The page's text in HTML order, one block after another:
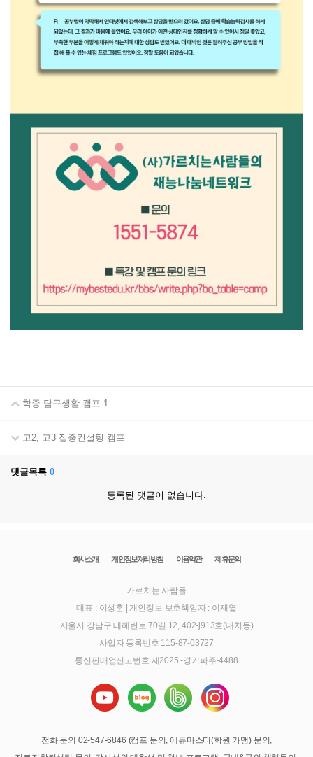
학종 탐구생활 캠프-1
고2, 고3 집중컨설팅 캠프
댓글목록 0
등록된 댓글이 없습니다.
회사소개 개인정보처리방침 이용약관 제휴문의
가르치는 사람들
대표 : 이성훈 | 개인정보 보호책임자 : 이재열
서울시 강남구 테헤란로 70길 12, 402-j913호(대치동)
사업자 등록번호 115-87-03727
통신판매업신고번호 제2025 -경기파주-4488
전화 문의 02-547-6846 (캠프 문의, 에듀마스터(학원 가맹) 문의,